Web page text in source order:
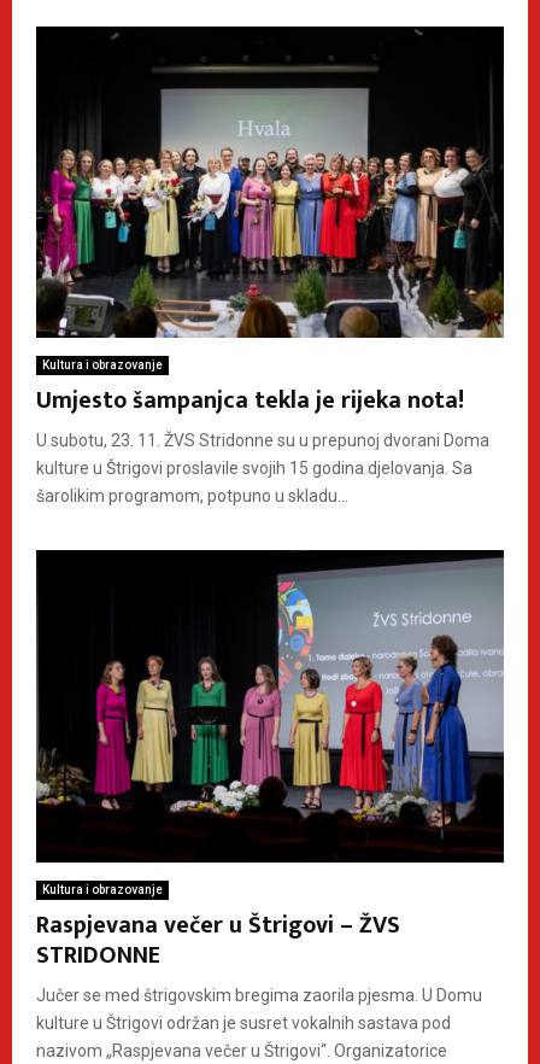
Kultura i obrazovanje
Umjesto šampanjca tekla je rijeka nota!
U subotu, 23. 11. ŽVS Stridonne su u prepunoj dvorani Doma
kulture u Štrigovi proslavile svojih 15 godina djelovanja. Sa
šarolikim programom, potpuno u skladu...
Kultura i obrazovanje
Raspjevana večer u Štrigovi – ŽVS
STRIDONNE
Jučer se med štrigovskim bregima zaorila pjesma. U Domu
kulture u Štrigovi održan je susret vokalnih sastava pod
nazivom „Raspjevana večer u Štrigovi“. Organizatorice